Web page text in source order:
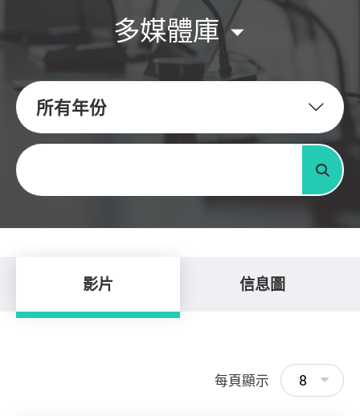
多媒體庫
所有年份
關鍵字
搜尋
影片 信息圖
每頁顯示 8